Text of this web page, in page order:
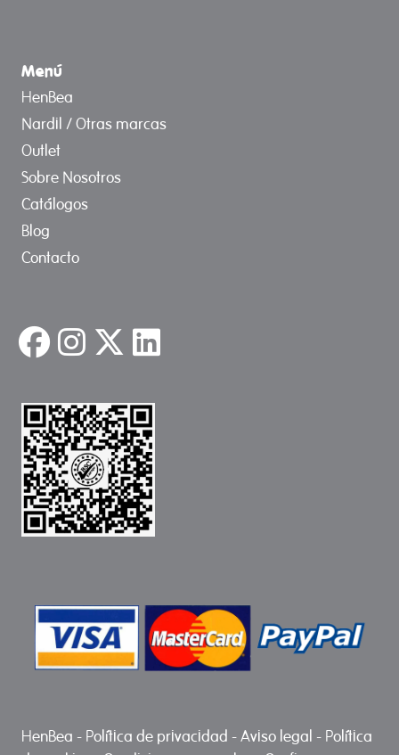
Menú
HenBea
Nardil / Otras marcas
Outlet
Sobre Nosotros
Catálogos
Blog
Contacto
HenBea - Política de privacidad -Aviso legal - Política